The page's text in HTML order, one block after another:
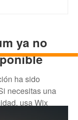
ya no
ha sido
necesitas una
usa Wix